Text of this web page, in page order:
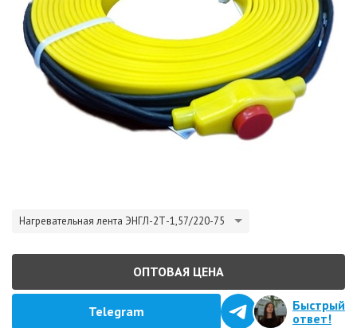
Нагревательная лента ЭНГЛ-2Т-1,57/220-75
ОПТОВАЯ ЦЕНА
Telegram
Быстрый
ответ!